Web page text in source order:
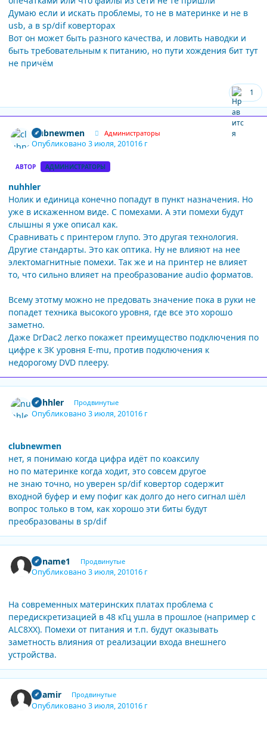
Думаю если и искать проблемы, то не в материнке и не в
usb, а в sp/dif коверторах
Вот он может быть разного качества, и ловить наводки и
быть требовательным к питанию, но пути хождения бит тут
не причём
1
clubnewmen Администраторы
Опубликовано3 июля, 201016 г
АВТОР АДМИНИСТРАТОРЫ
nuhhler
Нолик и единица конечно попадут в пункт назначения. Но
уже в искаженном виде. С помехами. А эти помехи будут
слышны я уже описал как.
Сравнивать с принтером глупо. Это другая технология.
Другие стандарты. Это как оптика. Ну не влияют на нее
электомагнитные помехи. Так же и на принтер не влияет
то, что сильно влияет на преобразование audio форматов.
Всему этотму можно не предовать значение пока в руки не
попадет техника высокого уровня, где все это хорошо
заметно.
Даже DrDac2 легко покажет преимущество подключения по
цифре к ЗК уровня E-mu, против подключения к
недорогому DVD плееру.
nuhhler Продвинутые
Опубликовано3 июля, 201016 г
clubnewmen
нет, я понимаю когда цифра идёт по коаксилу
но по материнке когда ходит, это совсем другое
не знаю точно, но уверен sp/dif ковертор содержит
входной буфер и ему пофиг как долго до него сигнал шёл
вопрос только в том, как хорошо эти биты будут
преобразованы в sp/dif
noname1 Продвинутые
Опубликовано3 июля, 201016 г
На современных материнских платах проблема с
передискретизацией в 48 кГц ушла в прошлое (например с
ALC8XX). Помехи от питания и т.п. будут оказывать
заметность влияния от реализации входа внешнего
устройства.
vitamir Продвинутые
Опубликовано3 июля, 201016 г